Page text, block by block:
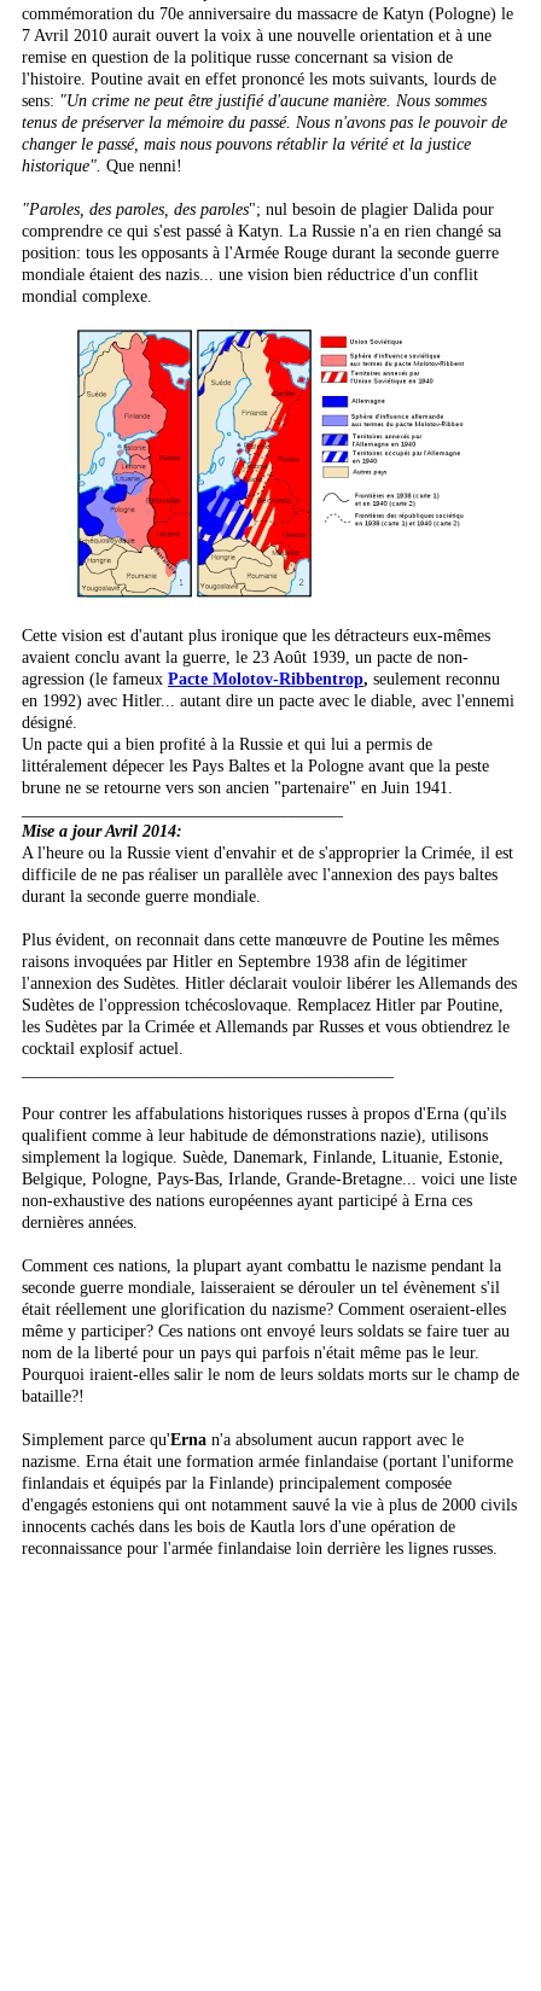
commémoration du 70e anniversaire du massacre de Katyn (Pologne) le
7 Avril 2010 aurait ouvert la voix à une nouvelle orientation et à une
remise en question de la politique russe concernant sa vision de
l'histoire. Poutine avait en effet prononcé les mots suivants, lourds de
sens: "Un crime ne peut être justifié d'aucune manière. Nous sommes
tenus de préserver la mémoire du passé. Nous n'avons pas le pouvoir de
changer le passé, mais nous pouvons rétablir la vérité et la justice
historique". Que nenni!
"Paroles, des paroles, des paroles"; nul besoin de plagier Dalida pour
comprendre ce qui s'est passé à Katyn. La Russie n'a en rien changé sa
position: tous les opposants à l'Armée Rouge durant la seconde guerre
mondiale étaient des nazis... une vision bien réductrice d'un conflit
mondial complexe.
Cette vision est d'autant plus ironique que les détracteurs eux-mêmes
avaient conclu avant la guerre, le 23 Août 1939, un pacte de non-
agression (le fameux Pacte Molotov-Ribbentrop, seulement reconnu
en 1992) avec Hitler... autant dire un pacte avec le diable, avec l'ennemi
désigné.
Un pacte qui a bien profité à la Russie et qui lui a permis de
littéralement dépecer les Pays Baltes et la Pologne avant que la peste
brune ne se retourne vers son ancien "partenaire" en Juin 1941.
Mise a jour Avril 2014:
A l'heure ou la Russie vient d'envahir et de s'approprier la Crimée, il est
difficile de ne pas réaliser un parallèle avec l'annexion des pays baltes
durant la seconde guerre mondiale.
Plus évident, on reconnait dans cette manœuvre de Poutine les mêmes
raisons invoquées par Hitler en Septembre 1938 afin de légitimer
l'annexion des Sudètes. Hitler déclarait vouloir libérer les Allemands des
Sudètes de l'oppression tchécoslovaque. Remplacez Hitler par Poutine,
les Sudètes par la Crimée et Allemands par Russes et vous obtiendrez le
cocktail explosif actuel.
Pour contrer les affabulations historiques russes à propos d'Erna (qu'ils
qualifient comme à leur habitude de démonstrations nazie), utilisons
simplement la logique. Suède, Danemark, Finlande, Lituanie, Estonie,
Belgique, Pologne, Pays-Bas, Irlande, Grande-Bretagne... voici une liste
non-exhaustive des nations européennes ayant participé à Erna ces
dernières années.
Comment ces nations, la plupart ayant combattu le nazisme pendant la
seconde guerre mondiale, laisseraient se dérouler un tel évènement s'il
était réellement une glorification du nazisme? Comment oseraient-elles
même y participer? Ces nations ont envoyé leurs soldats se faire tuer au
nom de la liberté pour un pays qui parfois n'était même pas le leur.
Pourquoi iraient-elles salir le nom de leurs soldats morts sur le champ de
bataille?!
Simplement parce qu'Erna n'a absolument aucun rapport avec le
nazisme. Erna était une formation armée finlandaise (portant l'uniforme
finlandais et équipés par la Finlande) principalement composée
d'engagés estoniens qui ont notamment sauvé la vie à plus de 2000 civils
innocents cachés dans les bois de Kautla lors d'une opération de
reconnaissance pour l'armée finlandaise loin derrière les lignes russes.